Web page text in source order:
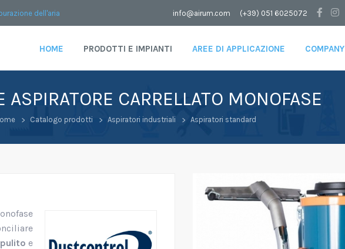
dell'aria info@airum.com (+39) 051 6025072
HOME PRODOTTI E IMPIANTI AREE DI APPLICAZIONE COMPANY
ASPIRATORE CARRELLATO MONOFASE
Catalogo prodotti Aspiratori industriali Aspiratori standard
e